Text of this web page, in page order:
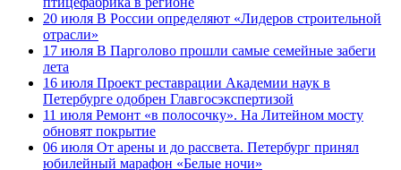
20 июля В России определяют «Лидеров строительной
отрасли»
17 июля В Парголово прошли самые семейные забеги
лета
16 июля Проект реставрации Академии наук в
Петербурге одобрен Главгосэкспертизой
11 июля Ремонт «в полосочку». На Литейном мосту
обновят покрытие
06 июля От арены и до рассвета. Петербург принял
юбилейный марафон «Белые ночи»